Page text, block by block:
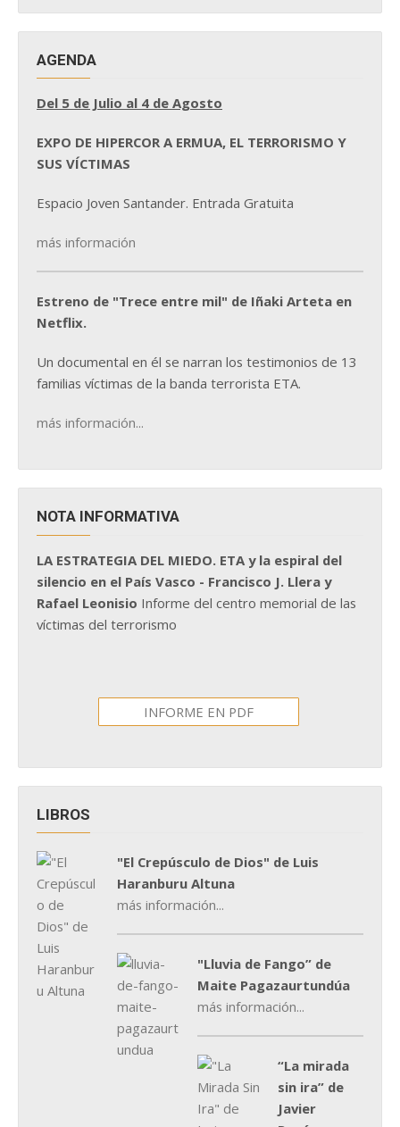
AGENDA
Del 5 de Julio al 4 de Agosto
EXPO DE HIPERCOR A ERMUA, EL TERRORISMO Y
SUS VÍCTIMAS
Espacio Joven Santander. Entrada Gratuita
más información
Estreno de "Trece entre mil" de Iñaki Arteta en
Netflix.
Un documental en él se narran los testimonios de 13
familias víctimas de la banda terrorista ETA.
más información...
NOTA INFORMATIVA
LA ESTRATEGIA DEL MIEDO. ETA y la espiral del
silencio en el País Vasco - Francisco J. Llera y
Rafael Leonisio Informe del centro memorial de las
víctimas del terrorismo
INFORME EN PDF
LIBROS
"El Crepúsculo de Dios" de Luis
Haranburu Altuna
más información...
"Lluvia de Fango” de
Maite Pagazaurtundúa
más información...
“La mirada
sin ira” de
Javier